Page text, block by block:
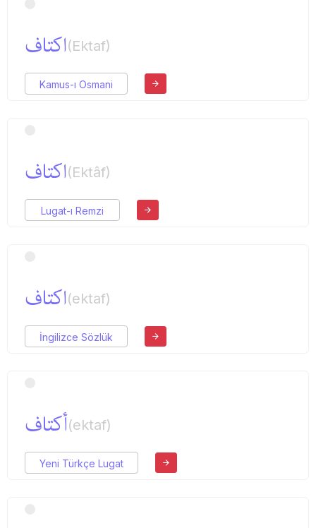
اكتاف(Ektaf)
Kamus-ı Osmani
اكتاف(Ektâf)
Lugat-ı Remzi
اكتاف(ektaf)
İngilizce Sözlük
أكتاف(ektaf)
Yeni Türkçe Lugat